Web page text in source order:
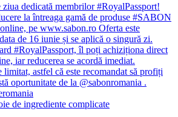
de ingrediente complicate